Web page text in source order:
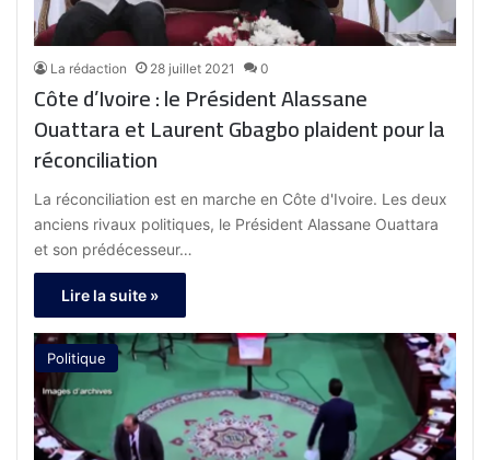
La rédaction 28 juillet 2021 0
Côte d’Ivoire : le Président Alassane
Ouattara et Laurent Gbagbo plaident pour la
réconciliation
La réconciliation est en marche en Côte d'Ivoire. Les deux
anciens rivaux politiques, le Président Alassane Ouattara
et son prédécesseur…
Lire la suite »
Politique